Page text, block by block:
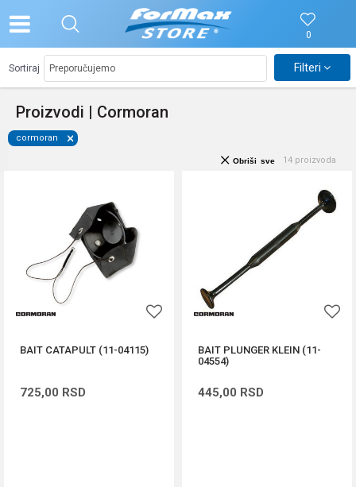
0
Proizvodi | Cormoran
Sortiraj Filteri
cormoran
14 proizvoda
Obriši sve
BAIT CATAPULT (11-04115)
725,00 RSD
BAIT PLUNGER KLEIN (11-
04554)
445,00 RSD